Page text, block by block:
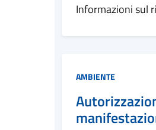
Informazioni sul
Categoria:
AMBIENTE